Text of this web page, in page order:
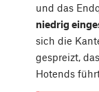
und das
niedrig
sich die
gespreizt,
Hotends